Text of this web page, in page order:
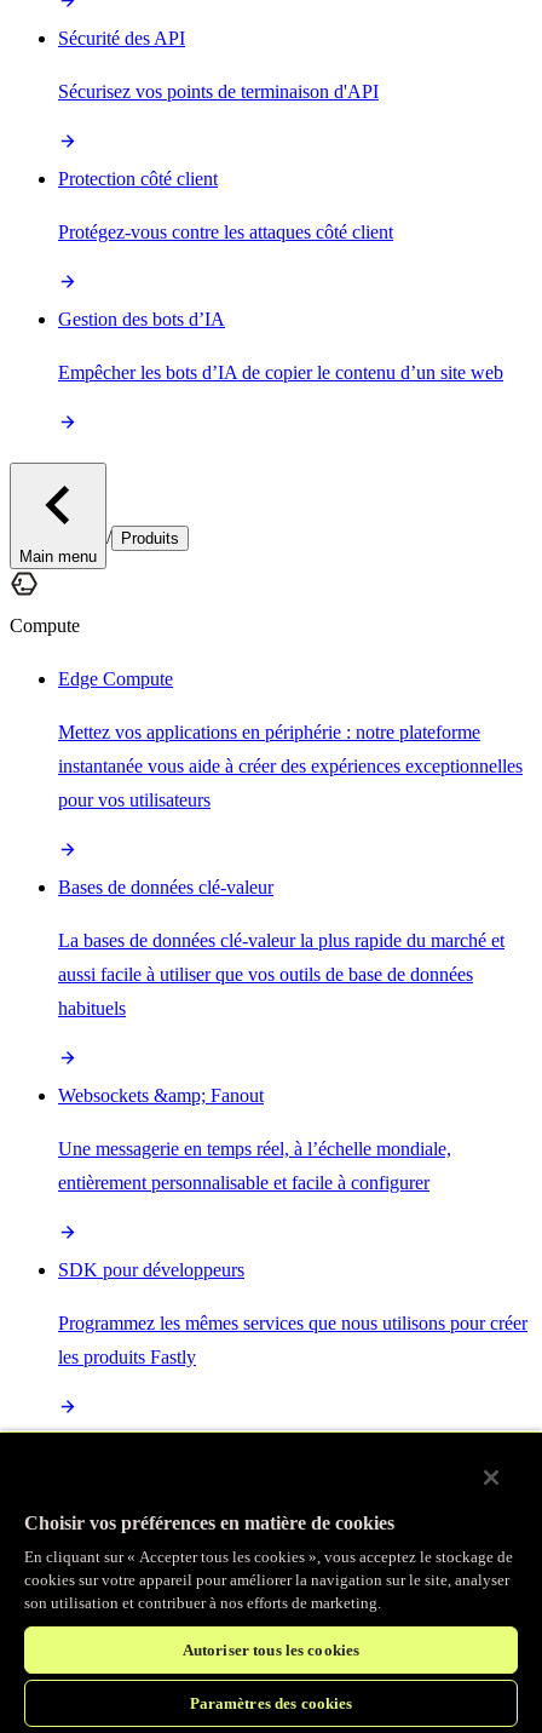
Sécurité des API
Sécurisez vos points de terminaison d'API
Protection côté client
Protégez-vous contre les attaques côté client
Gestion des bots d’IA
Empêcher les bots d’IA de copier le contenu d’un site web
Main menu
/ Produits
Compute
Edge Compute
Mettez vos applications en périphérie : notre plateforme
instantanée vous aide à créer des expériences exceptionnelles
pour vos utilisateurs
Bases de données clé-valeur
La bases de données clé-valeur la plus rapide du marché et
aussi facile à utiliser que vos outils de base de données
habituels
Websockets &amp; Fanout
Une messagerie en temps réel, à l’échelle mondiale,
entièrement personnalisable et facile à configurer
SDK pour développeurs
Programmez les mêmes services que nous utilisons pour créer
les produits Fastly
sur des normes ouvertes et intégrée à la suite complète de
produits Fastly
Accélérez vos charges de travail d’IA et gagnez en efficacité
Choisir vos préférences en matière de cookies
En cliquant sur « Accepter tous les cookies », vous acceptez le stockage de
cookies sur votre appareil pour améliorer la navigation sur le site, analyser
son utilisation et contribuer à nos efforts de marketing.
Autoriser tous les cookies
Paramètres des cookies